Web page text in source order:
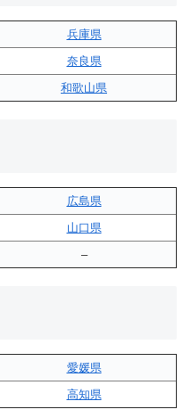
兵庫県
奈良県
和歌山県
広島県
山口県
–
愛媛県
高知県